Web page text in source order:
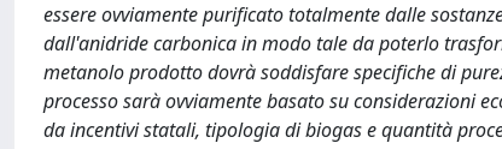
essere ovviamente purificato totalmente dalle
dall'anidride carbonica in modo tale da poterlo
metanolo prodotto dovrà soddisfare specifiche di
processo sarà ovviamente basato su considerazioni
da incentivi statali, tipologia di biogas e quantità